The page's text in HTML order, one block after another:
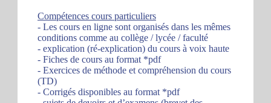
Compétences cours particuliers
- Les cours en ligne sont organisés dans les mêmes
conditions comme au collège / lycée / faculté
- explication (ré-explication) du cours à voix haute
- Fiches de cours au format *pdf
- Exercices de méthode et compréhension du cours
(TD)
- Corrigés disponibles au format *pdf